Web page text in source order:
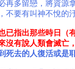
再多留戀，將資源
不要有叫神不悅的
已指出那些時日（
沒有說人類會滅亡
死去的人復活或是